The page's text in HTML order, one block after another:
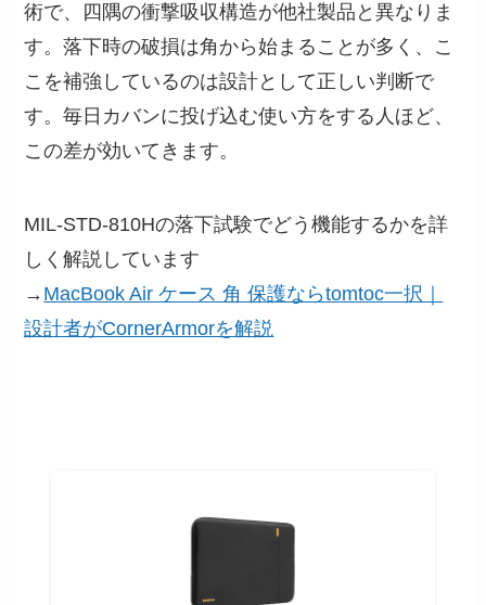
術で、四隅の衝撃吸収構造が他社製品と異なりま
す。落下時の破損は角から始まることが多く、こ
こを補強しているのは設計として正しい判断で
す。毎日カバンに投げ込む使い方をする人ほど、
この差が効いてきます。
MIL-STD-810Hの落下試験でどう機能するかを詳
しく解説しています
→ MacBook Air ケース 角 保護ならtomtoc一択｜
設計者がCornerArmorを解説